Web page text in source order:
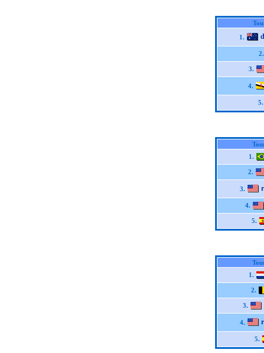
1.
2.
3.
4.
5.
1.
2.
3.
4.
5.
1.
2.
3.
4.
5.